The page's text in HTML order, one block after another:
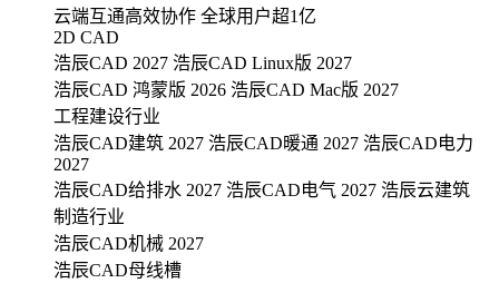
云端互通高效协作 全球用户超1亿
2D CAD
浩辰CAD 2027 浩辰CAD Linux版 2027
浩辰CAD 鸿蒙版 2026 浩辰CAD Mac版 2027
工程建设行业
浩辰CAD建筑 2027 浩辰CAD暖通 2027 浩辰CAD电力
2027
浩辰CAD给排水 2027 浩辰CAD电气 2027 浩辰云建筑
制造行业
浩辰CAD机械 2027
浩辰CAD母线槽